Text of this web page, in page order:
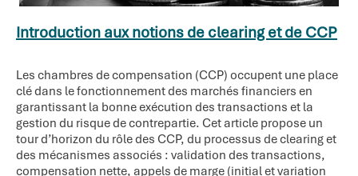
Introduction aux notions de clearing et de CCP
Les chambres de compensation (CCP) occupent une place
clé dans le fonctionnement des marchés financiers en
garantissant la bonne exécution des transactions et la
gestion du risque de contrepartie. Cet article propose un
tour d’horizon du rôle des CCP, du processus de clearing et
des mécanismes associés : validation des transactions,
compensation nette, appels de marge (initial et variation